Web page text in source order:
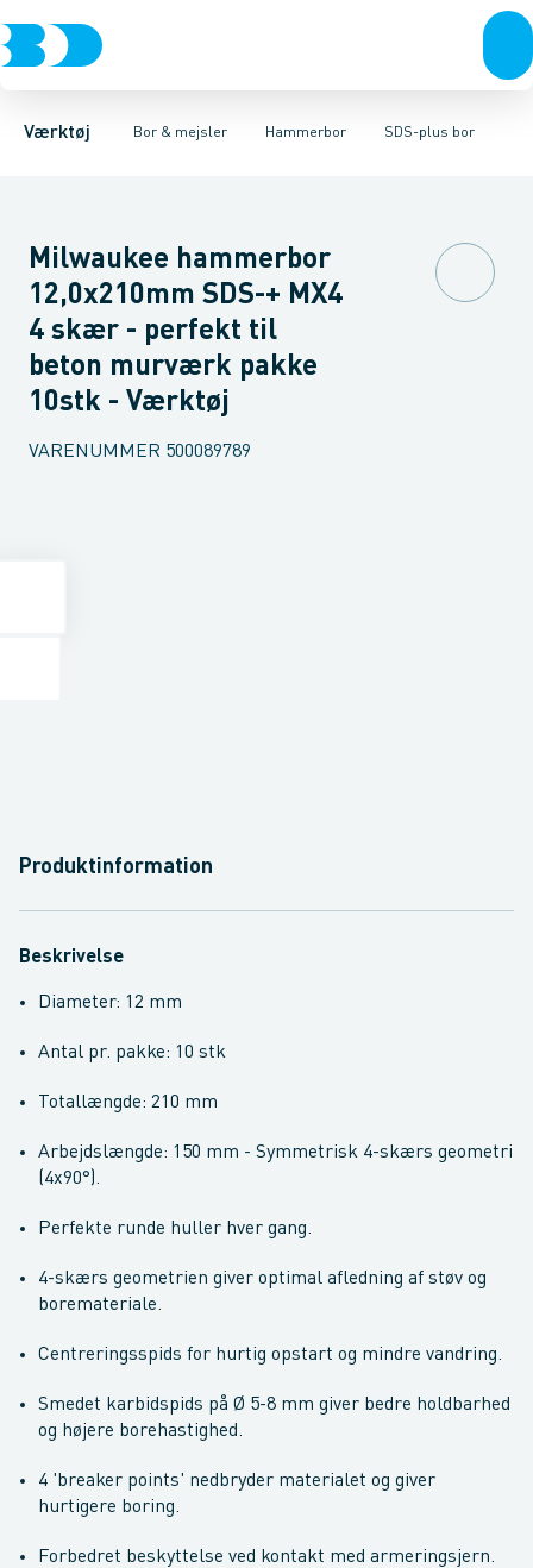
Værktøj Bor & mejsler
Akku- & elværktøj HåndværktøjRørværktøj Bits & toppe
Hammerbor
MurborHammerborMetalborHulborDiamantborTræbor
SDS-plus bor
SDS-max bor SDS-plus bor Sæt
Milwaukee hammerbor
12,0x210mm SDS-+ MX4
4 skær - perfekt til
beton murværk pakke
10stk - Værktøj
VARENUMMER 500089789
Produktinformation
Beskrivelse
Diameter: 12 mm
Antal pr. pakke: 10 stk
Totallængde: 210 mm
Arbejdslængde: 150 mm - Symmetrisk 4-skærs geometri
(4x90°).
Perfekte runde huller hver gang.
4-skærs geometrien giver optimal afledning af støv og
boremateriale.
Centreringsspids for hurtig opstart og mindre vandring.
Smedet karbidspids på Ø 5-8 mm giver bedre holdbarhed
og højere borehastighed.
4 'breaker points' nedbryder materialet og giver
hurtigere boring.
Forbedret beskyttelse ved kontakt med armeringsjern.